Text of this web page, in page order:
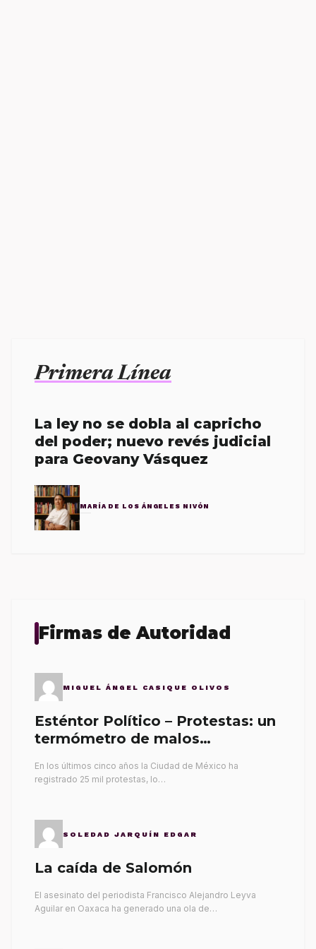
Primera Línea
La ley no se dobla al capricho
del poder; nuevo revés judicial
para Geovany Vásquez
MARÍA DE LOS ÁNGELES NIVÓN
Firmas de Autoridad
MIGUEL ÁNGEL CASIQUE OLIVOS
Esténtor Político – Protestas: un
termómetro de malos
En los últimos cinco años la Ciudad de México ha
registrado 25 mil protestas, lo…
SOLEDAD JARQUÍN EDGAR
La caída de Salomón
El asesinato del periodista Francisco Alejandro Leyva
Aguilar en Oaxaca ha generado una ola de…